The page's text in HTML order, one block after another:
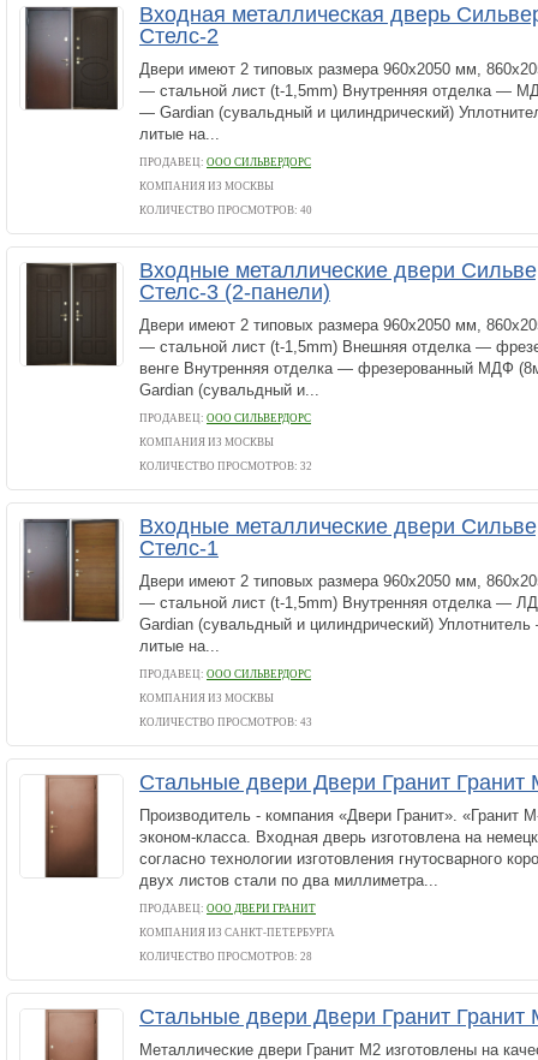
Входная металлическая дверь
Стелс-2
Двери имеют 2 типовых размера 960х2050 мм,
— стальной лист (t-1,5mm) Внутренняя отделка —
— Gardian (сувальдный и цилиндрический)
литые на...
ПРОДАВЕЦ: ООО СИЛЬВЕРДОРС
КОМПАНИЯ ИЗ МОСКВЫ
КОЛИЧЕСТВО ПРОСМОТРОВ: 40
Входные металлические двери
Стелс-3 (2-панели)
Двери имеют 2 типовых размера 960х2050 мм,
— стальной лист (t-1,5mm) Внешняя отделка —
венге Внутренняя отделка — фрезерованный МДФ
Gardian (сувальдный и...
ПРОДАВЕЦ: ООО СИЛЬВЕРДОРС
КОМПАНИЯ ИЗ МОСКВЫ
КОЛИЧЕСТВО ПРОСМОТРОВ: 32
Входные металлические двери
Стелс-1
Двери имеют 2 типовых размера 960х2050 мм,
— стальной лист (t-1,5mm) Внутренняя отделка —
Gardian (сувальдный и цилиндрический)
литые на...
ПРОДАВЕЦ: ООО СИЛЬВЕРДОРС
КОМПАНИЯ ИЗ МОСКВЫ
КОЛИЧЕСТВО ПРОСМОТРОВ: 43
Стальные двери Двери Гранит Гранит
Производитель - компания «Двери Гранит». «Гранит
эконом-класса. Входная дверь изготовлена на
согласно технологии изготовления гнутосварного
двух листов стали по два миллиметра...
ПРОДАВЕЦ: ООО ДВЕРИ ГРАНИТ
КОМПАНИЯ ИЗ САНКТ-ПЕТЕРБУРГА
КОЛИЧЕСТВО ПРОСМОТРОВ: 28
Стальные двери Двери Гранит Гранит
Металлические двери Гранит М2 изготовлены на